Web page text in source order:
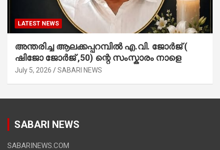
LATEST NEWS
അന്തരിച്ച ആ​ല​ക്ക​പ്പ​റമ്പിൽ​ എ.​വി. ജോ​ർ​ജ് (
ഷിജോ ജോർജ് ,50) ന്റെ സംസ്കാരം നാളെ
July 5, 2026 SABARI NEWS
SABARI NEWS
SABARINEWS.COM